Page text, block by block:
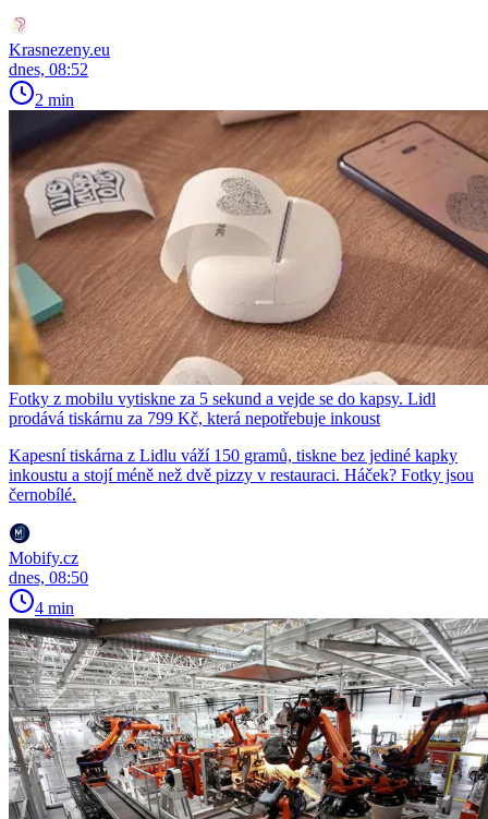
Krasnezeny.eu
dnes, 08:52
2 min
Fotky z mobilu vytiskne za 5 sekund a vejde se do kapsy. Lidl
prodává tiskárnu za 799 Kč, která nepotřebuje inkoust
Kapesní tiskárna z Lidlu váží 150 gramů, tiskne bez jediné kapky
inkoustu a stojí méně než dvě pizzy v restauraci. Háček? Fotky jsou
černobílé.
Mobify.cz
dnes, 08:50
4 min